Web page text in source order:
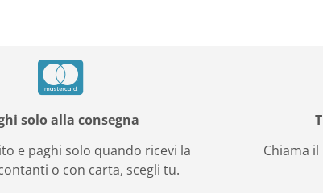
solo alla consegna
e paghi solo quando ricevi la
o con carta, scegli tu.
Chiama